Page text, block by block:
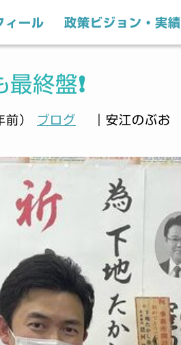
ィール 政策ビジョン・実績
終盤❗️
） ブログ ｜安江のぶお